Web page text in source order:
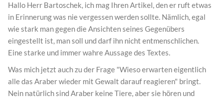
Hallo Herr Bartoschek, ich mag Ihren Artikel, den er ruft etwas
in Erinnerung was nie vergessen werden sollte. Nämlich, egal
wie stark man gegen die Ansichten seines Gegenübers
eingestellt ist, man soll und darf ihn nicht entmenschlichen.
Eine starke und immer wahre Aussage des Textes.
Was mich jetzt auch zu der Frage "Wieso erwarten eigentlich
alle das Araber wieder mit Gewalt darauf reagieren" bringt.
Nein natürlich sind Araber keine Tiere, aber sie hören und